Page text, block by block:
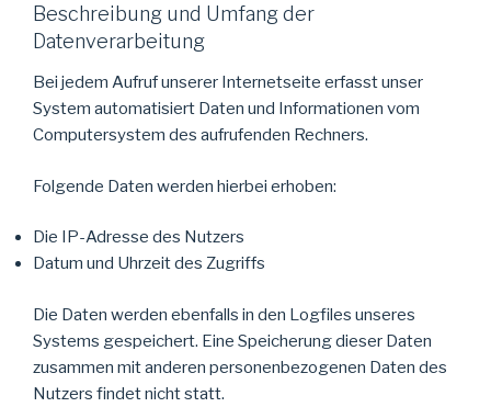
Beschreibung und Umfang der
Datenverarbeitung
Bei jedem Aufruf unserer Internetseite erfasst unser
System automatisiert Daten und Informationen vom
Computersystem des aufrufenden Rechners.
Folgende Daten werden hierbei erhoben:
Die IP-Adresse des Nutzers
Datum und Uhrzeit des Zugriffs
Die Daten werden ebenfalls in den Logfiles unseres
Systems gespeichert. Eine Speicherung dieser Daten
zusammen mit anderen personenbezogenen Daten des
Nutzers findet nicht statt.